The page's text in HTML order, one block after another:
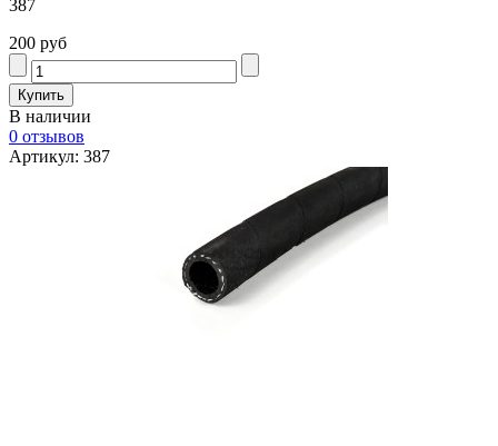
387
200 руб
В наличии
0 отзывов
Артикул: 387